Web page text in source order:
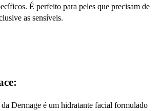
É perfeito para peles que precisam de
as sensíveis.
da Dermage é um hidratante facial formulado